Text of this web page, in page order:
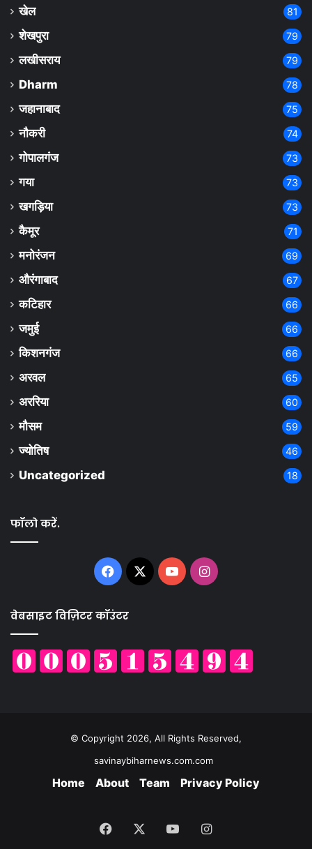
खेल 81
शेखपुरा 79
लखीसराय 79
Dharm 78
जहानाबाद 75
नौकरी 74
गोपालगंज 73
गया 73
खगड़िया 73
कैमूर 71
मनोरंजन 69
औरंगाबाद 67
कटिहार 66
जमुई 66
किशनगंज 66
अरवल 65
अररिया 60
मौसम 59
ज्योतिष 46
Uncategorized 18
फॉलो करें.
Facebook
X YouTubeInstagram
वेबसाइट विज़िटर कॉउंटर
© Copyright 2026, All Rights Reserved,
savinaybiharnews.com.com
Home About Team Privacy Policy
Facebook YouTubeInstagram